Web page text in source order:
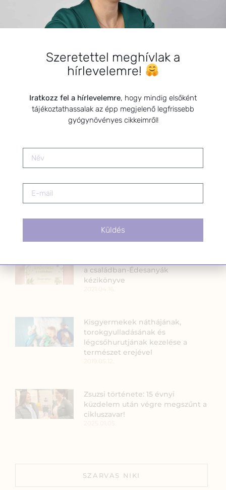
Csecsemők
KEDVELT BEJEGYZÉSEK
Magas ösztrogénszint
módszerekkel
könyvbemutató
2023.05.19.
a családban-Édesanyák
kézikönyve
Kisgyermekek náthájának,
torokgyulladásának és
légcsőhurutjának kezelése a
természet erejével
Zsuzsi története: 15 évnyi
küzdelem után végre megszűnt a
cikluszavar!
SZARVAS NIKI
Szeretettel meghívlak a
hírlevelemre!
Iratkozz fel a hírlevelemre, hogy mindig elsőként
tájékoztathassalak az épp megjelenő legfrissebb
gyógynövényes cikkeimről!
Küldés